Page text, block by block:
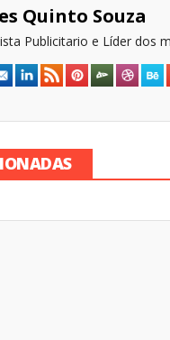
Quinto Souza
Publicitario e Líder dos